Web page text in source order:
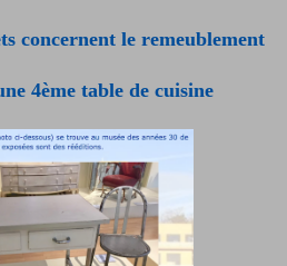
concernent le remeublement
4ème table de cuisine